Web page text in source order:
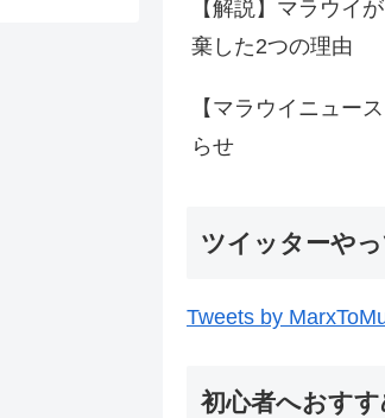
【解説】マラウイ
棄した2つの理由
【マラウイニュー
らせ
ツイッターや
Tweets by
初心者へおす